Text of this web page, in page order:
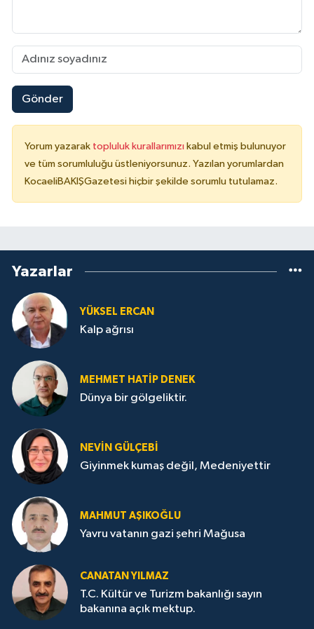
Gönder
Yorum yazarak topluluk kurallarımızı kabul etmiş bulunuyor
ve tüm sorumluluğu üstleniyorsunuz. Yazılan yorumlardan
KocaeliBAKIŞGazetesi hiçbir şekilde sorumlu tutulamaz.
Yazarlar
YÜKSEL ERCAN
Kalp ağrısı
MEHMET HATİP DENEK
Dünya bir gölgeliktir.
NEVİN GÜLÇEBİ
Giyinmek kumaş değil, Medeniyettir
MAHMUT AŞIKOĞLU
Yavru vatanın gazi şehri Mağusa
CANATAN YILMAZ
T.C. Kültür ve Turizm bakanlığı sayın
bakanına açık mektup.